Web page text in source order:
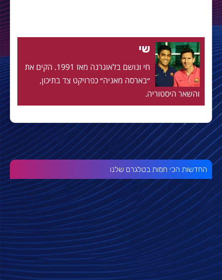
שי
חי ונושם בלאוגרנה מאז 1991. הקים את
״בארסה מאניה״ כפרויקט צד בתיכון,
והשאר היסטוריה.
החדשות הכי חמות בטלגרם שלנו